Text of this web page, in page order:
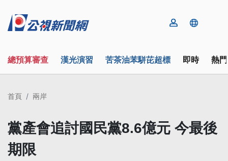
總預算審查 漢光演習 苦茶油苯駢芘超標 即時 熱
首頁 兩岸
黨產會追討國民黨8.6億元 今最後
期限